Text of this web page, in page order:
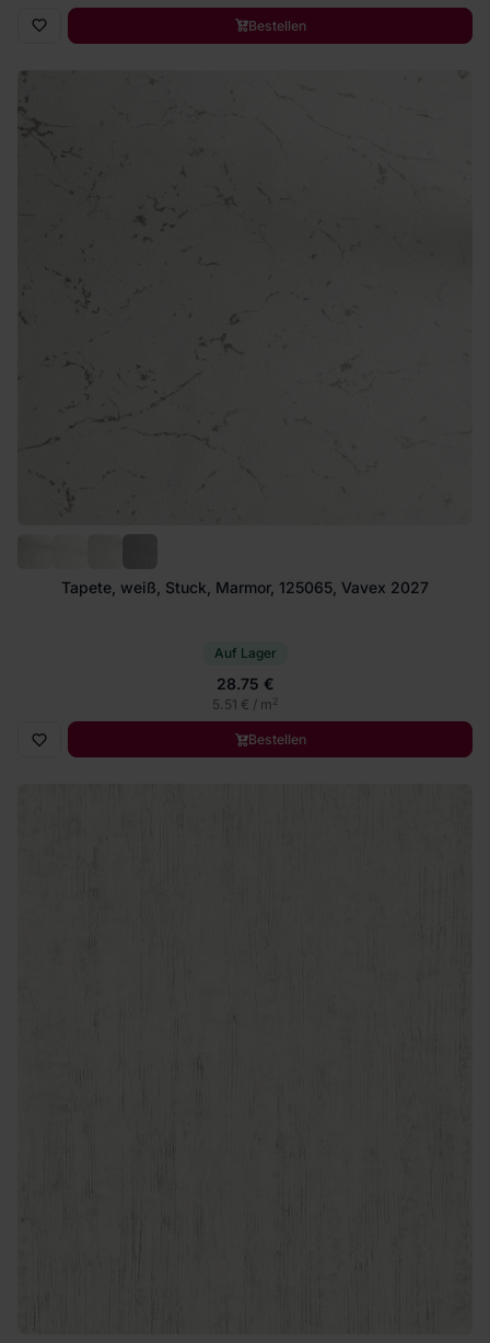
Bestellen
Tapete, weiß, Stuck, Marmor, 125065, Vavex 2027
Auf Lager
28.75 €
5.51 € / m2
Bestellen